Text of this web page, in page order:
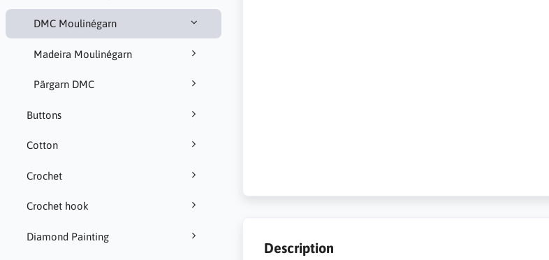
DMC Moulinégarn
Madeira Moulinégarn
Pärgarn DMC
Buttons
Cotton
Crochet
Crochet hook
Diamond Painting
Description